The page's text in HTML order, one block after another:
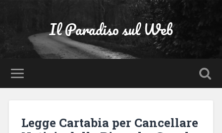
Il Paradiso sul Web
Legge Cartabia per Cancellare